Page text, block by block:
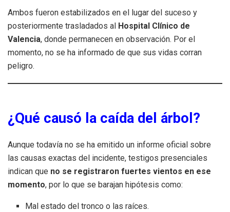
Ambos fueron estabilizados en el lugar del suceso y
posteriormente trasladados al Hospital Clínico de
Valencia, donde permanecen en observación. Por el
momento, no se ha informado de que sus vidas corran
peligro.
¿Qué causó la caída del árbol?
Aunque todavía no se ha emitido un informe oficial sobre
las causas exactas del incidente, testigos presenciales
indican que no se registraron fuertes vientos en ese
momento, por lo que se barajan hipótesis como:
Mal estado del tronco o las raíces.